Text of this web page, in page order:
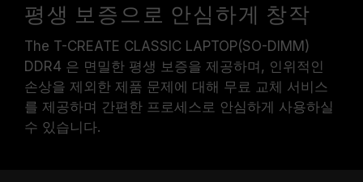
평생 보증으로 안심하게 창작
The T-CREATE CLASSIC LAPTOP(SO-DIMM)
DDR4 은 면밀한 평생 보증을 제공하며, 인위적인
손상을 제외한 제품 문제에 대해 무료 교체 서비스
를 제공하며 간편한 프로세스로 안심하게 사용하실
수 있습니다.